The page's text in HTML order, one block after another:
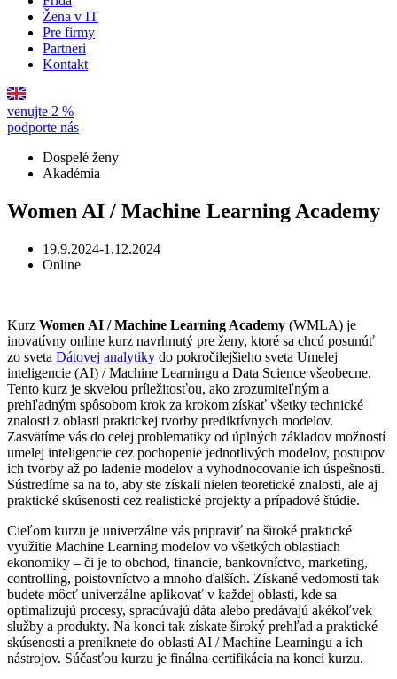
Žena v IT
Pre firmy
Partneri
Kontakt
venujte 2 %
podporte nás
Dospelé ženy
Akadémia
Women AI / Machine Learning Academy
19.9.2024-1.12.2024
Online
Kurz Women AI / Machine Learning Academy (WMLA) je
inovatívny online kurz navrhnutý pre ženy, ktoré sa chcú posunúť
zo sveta Dátovej analytiky do pokročilejšieho sveta Umelej
inteligencie (AI) / Machine Learningu a Data Science všeobecne.
Tento kurz je skvelou príležitosťou, ako zrozumiteľným a
prehľadným spôsobom krok za krokom získať všetky technické
znalosti z oblasti praktickej tvorby prediktívnych modelov.
Zasvätíme vás do celej problematiky od úplných základov možností
umelej inteligencie cez pochopenie jednotlivých modelov, postupov
ich tvorby až po ladenie modelov a vyhodnocovanie ich úspešnosti.
Sústredíme sa na to, aby ste získali nielen teoretické znalosti, ale aj
praktické skúsenosti cez realistické projekty a prípadové štúdie.
Cieľom kurzu je univerzálne vás pripraviť na široké praktické
využitie Machine Learning modelov vo všetkých oblastiach
ekonomiky – či je to obchod, financie, bankovníctvo, marketing,
controlling, poistovníctvo a mnoho ďalších. Získané vedomosti tak
budete môcť univerzálne aplikovať v každej oblasti, kde sa
optimalizujú procesy, spracúvajú dáta alebo predávajú akékoľvek
služby a produkty. Na konci tak získate široký prehľad a praktické
skúsenosti a preniknete do oblasti AI / Machine Learningu a ich
nástrojov. Súčasťou kurzu je finálna certifikácia na konci kurzu.